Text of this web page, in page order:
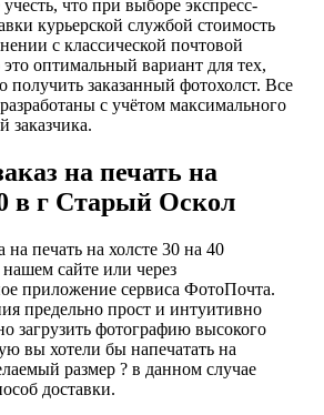
что при выборе экспресс-
курьерской службой стоимость
с классической почтовой
оптимальный вариант для тех,
заказанный фотохолст. Все
с учётом максимального
заказчика.
на печать на
в г Старый Оскол
печать на холсте 30 на 40
сайте или через
приложение сервиса ФотоПочта.
предельно прост и интуитивно
загрузить фотографию высокого
вы хотели бы напечатать на
размер ? в данном случае
доставки.